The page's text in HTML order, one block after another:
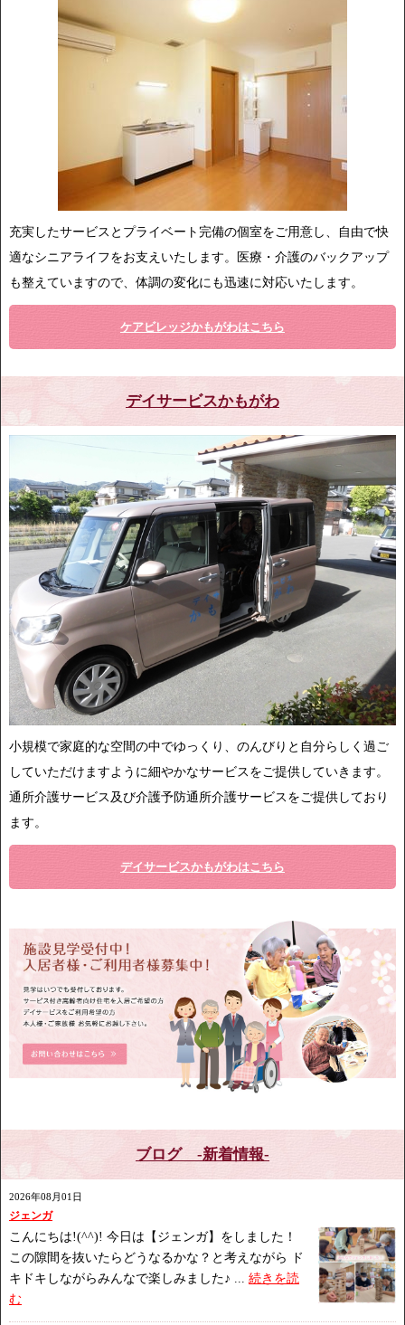
充実したサービスとプライベート完備の個室をご用意し、自由で快
適なシニアライフをお支えいたします。医療・介護のバックアップ
も整えていますので、体調の変化にも迅速に対応いたします。
ケアビレッジかもがわはこちら
デイサービスかもがわ
小規模で家庭的な空間の中でゆっくり、のんびりと自分らしく過ご
していただけますように細やかなサービスをご提供していきます。
通所介護サービス及び介護予防通所介護サービスをご提供しており
ます。
デイサービスかもがわはこちら
ブログ -新着情報-
2026年08月01日
ジェンガ
こんにちは!(^^)! 今日は【ジェンガ】をしました！
この隙間を抜いたらどうなるかな？と考えながら ド
キドキしながらみんなで楽しみました♪ ... 続きを読
む